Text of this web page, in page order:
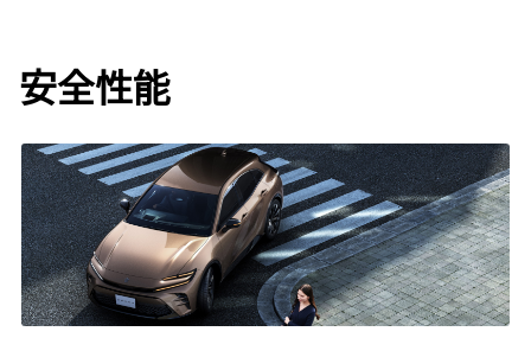
安全性能